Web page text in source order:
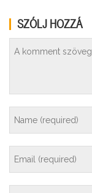
SZÓLJ HOZZÁ